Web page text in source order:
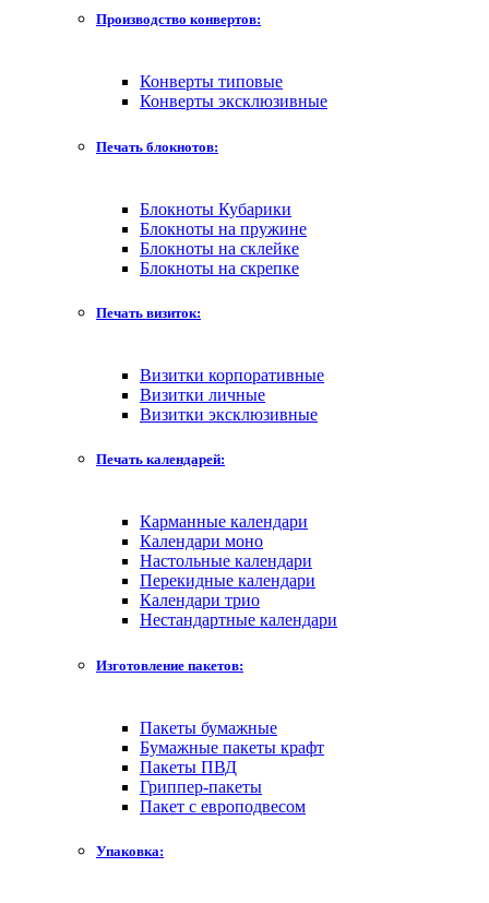
Производство конвертов:
Конверты типовые
Конверты эксклюзивные
Печать блокнотов:
Блокноты Кубарики
Блокноты на пружине
Блокноты на склейке
Блокноты на скрепке
Печать визиток:
Визитки корпоративные
Визитки личные
Визитки эксклюзивные
Печать календарей:
Карманные календари
Календари моно
Настольные календари
Перекидные календари
Календари трио
Нестандартные календари
Изготовление пакетов:
Пакеты бумажные
Бумажные пакеты крафт
Пакеты ПВД
Гриппер-пакеты
Пакет с европодвесом
Упаковка: